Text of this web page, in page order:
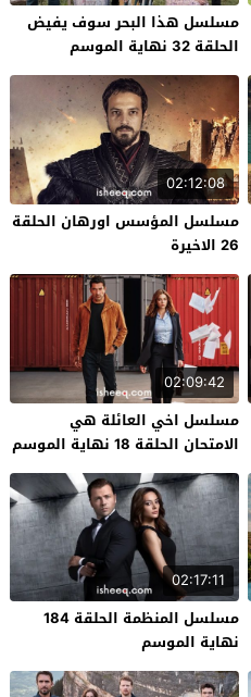
مسلسل هذا البحر سوف يفيض
الحلقة 32 نهاية الموسم
02:12:08
مسلسل المؤسس اورهان الحلقة
26 الاخيرة
02:09:42
مسلسل اخي العائلة هي
الامتحان الحلقة 18 نهاية الموسم
02:17:11
مسلسل المنظمة الحلقة 184
نهاية الموسم